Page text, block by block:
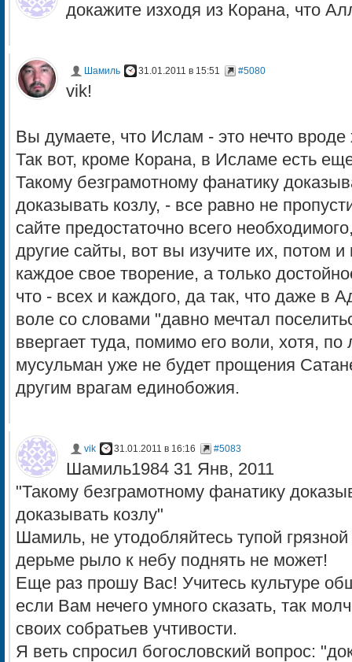
докажите изходя из Корана, что
Шамиль 31.01.2011 в 15:51 #5080
vik!
Вы думаете, что Ислам - это нечто вроде
Так вот, кроме Корана, в Исламе есть
Такому безграмотному фанатику
доказывать козлу, - все равно не
сайте предостаточно всего
другие сайты, вот вы изучите их, потом
каждое свое творение, а только
что - всех и каждого, да так, что даже в
воле со словами "давно мечтал
ввергает туда, помимо его воли, хотя,
мусульман уже не будет прощения
другим врагам единобожия.
vik 31.01.2011 в 16:16 #5083
Шамиль1984 31 Янв, 2011
"Такому безграмотному фанатику
доказывать козлу"
Шамиль, не утодобляйтесь тупой
дерьме рыло к небу поднять не может!
Еще раз прошу Вас! Учитесь культуре
если Вам нечего умного сказать, так
своих собратьев учтивости.
Я веть спросил богословский вопрос: